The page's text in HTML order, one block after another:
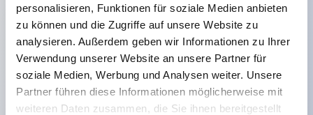
personalisieren, Funktionen für soziale Medien anbieten
zu können und die Zugriffe auf unsere Website zu
analysieren. Außerdem geben wir Informationen zu Ihrer
Verwendung unserer Website an unsere Partner für
soziale Medien, Werbung und Analysen weiter. Unsere
Partner führen diese Informationen möglicherweise mit
weiteren Daten zusammen, die Sie ihnen bereitgestellt
(IEC 60529)
UL- und CSA-zertifiziert. Entspricht EN (Europa)
Normen. CCC-zertifiziert (außer Anzeigeleuchten).
Mit speziellem Zubehör leicht auf Φ22 Flash-
Silhouette umstellbar